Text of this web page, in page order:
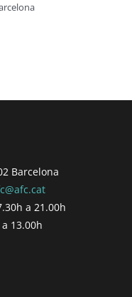
Barcelona
a 21.00h
13.00h